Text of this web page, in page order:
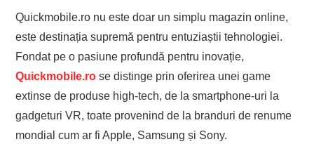
Quickmobile.ro nu este doar un simplu magazin online,
este destinația supremă pentru entuziaștii tehnologiei.
Fondat pe o pasiune profundă pentru inovație,
Quickmobile.ro se distinge prin oferirea unei game
extinse de produse high-tech, de la smartphone-uri la
gadgeturi VR, toate provenind de la branduri de renume
mondial cum ar fi Apple, Samsung și Sony.